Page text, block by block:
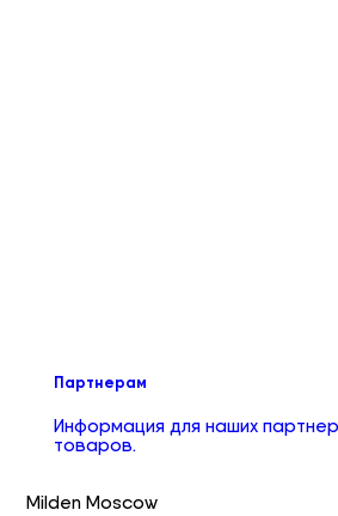
Партнерам
Информация для наших
товаров.
Milden Moscow